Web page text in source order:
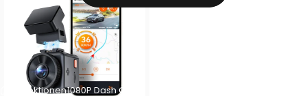
Kollektionen1080P Dash Cam